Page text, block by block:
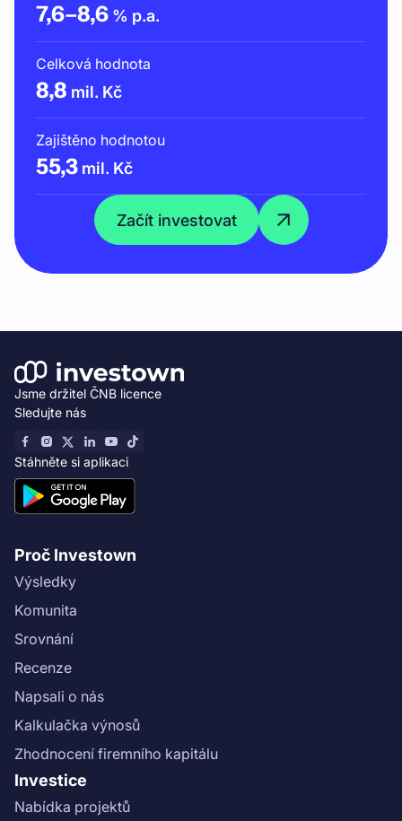
7,6–8,6 % p.a.
Celková hodnota
8,8 mil. Kč
Zajištěno hodnotou
55,3 mil. Kč
Začít investovat
Jsme držitel ČNB licence
Sledujte nás
Stáhněte si aplikaci
Proč Investown
Výsledky
Komunita
Srovnání
Recenze
Napsali o nás
Kalkulačka výnosů
Zhodnocení firemního kapitálu
Investice
Nabídka projektů